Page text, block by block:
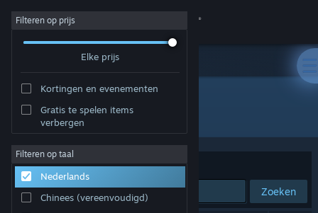
Inloggen
Community
Over
Ondersteuning
Filteren op prijs
Elke prijs
Kortingen en evenementen
Gratis te spelen items
verbergen
Filteren op taal
Nederlands
Chinees (vereenvoudigd)
Uitgever: Project Ensō
Sorteren op Relevantie
Zoeken